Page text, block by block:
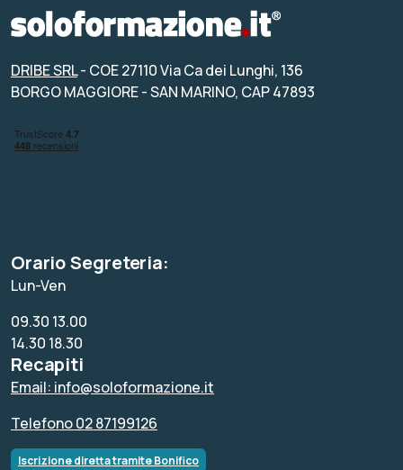
DRIBE SRL- COE 27110 Via Ca dei Lunghi, 136
BORGO MAGGIORE - SAN MARINO, CAP 47893
Orario Segreteria:
Lun-Ven
09.30 13.00
14.30 18.30
Recapiti
Email: info@soloformazione.it
Telefono 02 87199126
Iscrizione diretta tramite Bonifico